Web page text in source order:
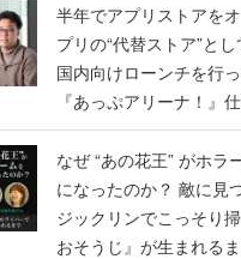
半年でアプリストアをオープ
プリの“代替ストア”と
国内向けローンチを行
『あっぷアリーナ！』
てみた
なぜ “あの花王” がホラ
になったのか？ 敵に見つからないようにマ
ジックリンでこっそり
おそうじ』が生まれる